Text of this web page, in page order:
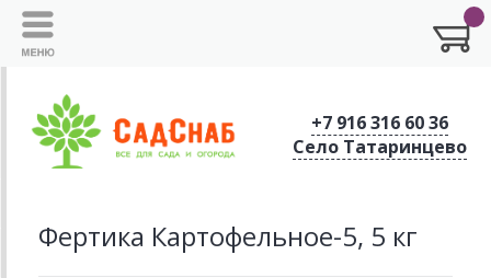
+7 916 316 60 36
Село Татаринцево
Фертика Картофельное-5, 5 кг